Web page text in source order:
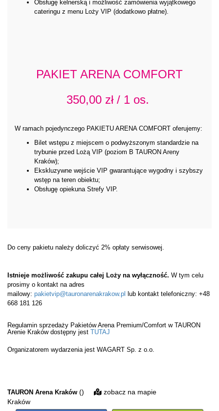
Obsługę kelnerską i możliwość zamówienia wyjątkowego
cateringu z menu Loży VIP (dodatkowo płatne).
PAKIET ARENA COMFORT
350,00 zł / 1 os.
W ramach pojedynczego PAKIETU ARENA COMFORT oferujemy:
Bilet wstępu z miejscem o podwyższonym standardzie na
trybunie przed Lożą VIP (poziom B TAURON Areny
Kraków);
Ekskluzywne wejście VIP gwarantujące wygodny i szybszy
wstęp na teren obiektu;
Obsługę opiekuna Strefy VIP.
Do ceny pakietu należy doliczyć 2% opłaty serwisowej.
Istnieje możliwość zakupu całej Loży na wyłączność. W tym celu
prosimy o kontakt na adres
mailowy: pakietvip@tauronarenakrakow.pl
lub kontakt telefoniczny: +48
668 181 126
Regulamin sprzedaży Pakietów Arena Premium/Comfort w TAURON
Arenie Kraków dostępny jest TUTAJ
Organizatorem wydarzenia jest WAGART Sp. z o.o.
TAURON Arena Kraków ()
Kraków
zobacz na mapie